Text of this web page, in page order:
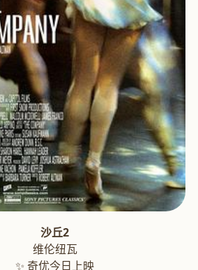
沙丘2
维伦纽瓦
✨ 奇优今日上映